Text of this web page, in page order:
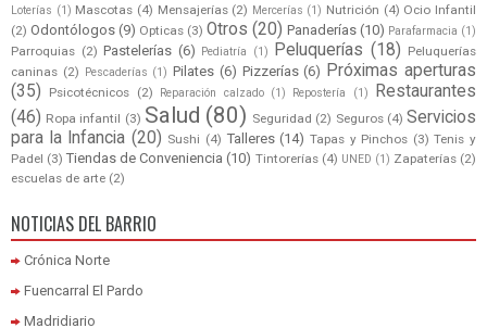
Loterías (1) Mascotas (4) Mensajerías (2) Mercerías (1) Nutrición (4) Ocio Infantil
(2) Odontólogos (9) Opticas (3) Otros (20) Panaderías (10) Parafarmacia (1)
Parroquias (2) Pastelerías (6) Pediatría (1) Peluquerías (18) Peluquerías
caninas (2) Pescaderías (1) Pilates (6) Pizzerías (6) Próximas aperturas
(35)
Psicotécnicos (2) Reparación calzado (1) Repostería (1)
Restaurantes
(46) Ropa infantil (3) Salud (80) Seguridad (2) Seguros (4) Servicios
para la Infancia (20) Sushi (4) Talleres (14) Tapas y Pinchos (3) Tenis y
Padel (3) Tiendas de Conveniencia (10) Tintorerías (4) UNED (1) Zapaterías (2)
escuelas de arte (2)
NOTICIAS DEL BARRIO
Crónica Norte
Fuencarral El Pardo
Madridiario